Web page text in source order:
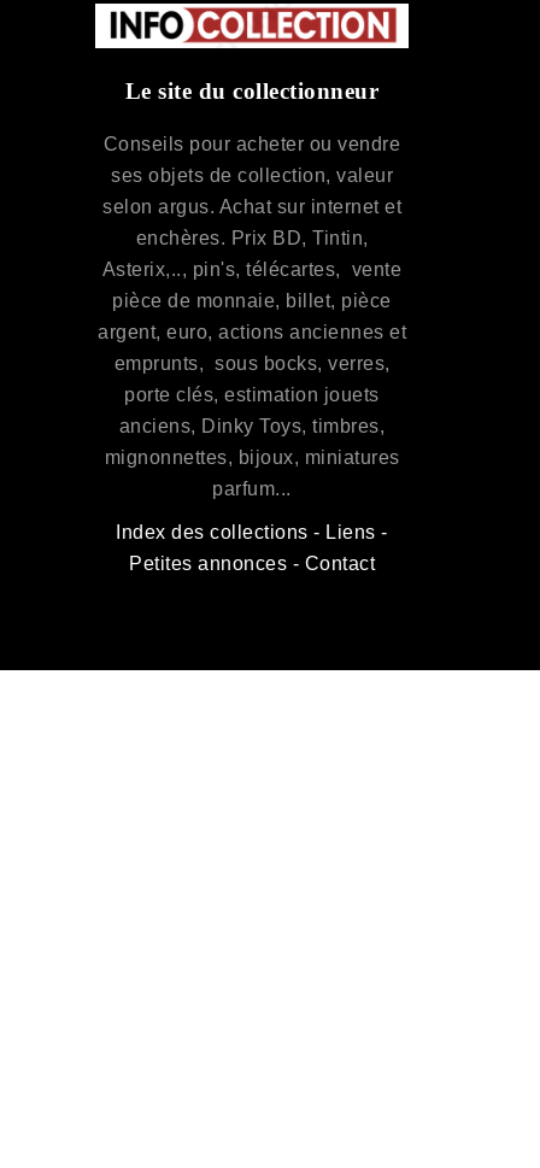
Le site du collectionneur
Conseils pour acheter ou vendre
ses objets de collection, valeur
selon argus. Achat sur internet et
enchères. Prix BD, Tintin,
Asterix,.., pin's, télécartes, vente
pièce de monnaie, billet, pièce
argent, euro, actions anciennes et
emprunts, sous bocks, verres,
porte clés, estimation jouets
anciens, Dinky Toys, timbres,
mignonnettes, bijoux, miniatures
parfum...
Index des collections - Liens -
Petites annonces - Contact